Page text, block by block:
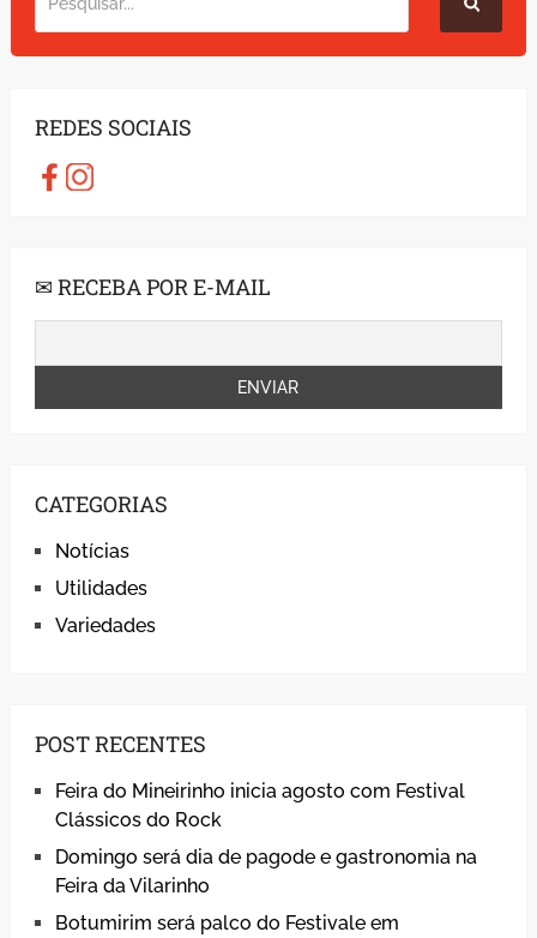
REDES SOCIAIS
✉ RECEBA POR E-MAIL
CATEGORIAS
Notícias
Utilidades
Variedades
POST RECENTES
Feira do Mineirinho inicia agosto com Festival
Clássicos do Rock
Domingo será dia de pagode e gastronomia na
Feira da Vilarinho
Botumirim será palco do Festivale em